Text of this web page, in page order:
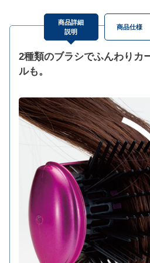
商品詳細
説明
2種類のブラシでふんわりカ
ルも。
商品仕様